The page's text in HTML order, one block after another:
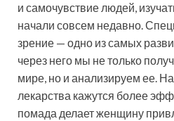
и самочувствие людей,
начали совсем недавно.
зрение — одно из самых
через него мы не только
мире, но и анализируем ее.
лекарства кажутся более
помада делает женщину